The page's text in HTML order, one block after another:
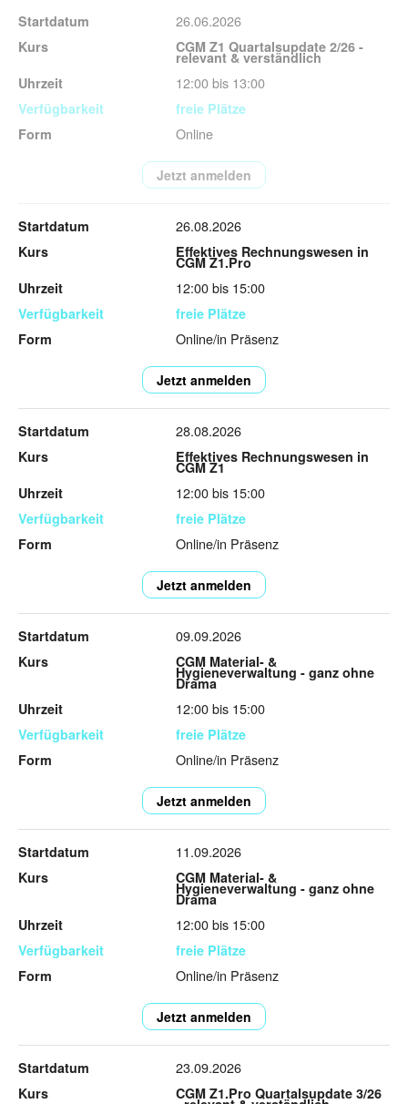
26.06.2026
CGM Z1 Quartalsupdate 2/26 -
relevant & verständlich
12:00 bis 13:00
freie Plätze
Online
Jetzt anmelden
26.08.2026
Effektives Rechnungswesen in
CGM Z1.Pro
12:00 bis 15:00
freie Plätze
Online/in Präsenz
Jetzt anmelden
28.08.2026
Effektives Rechnungswesen in
CGM Z1
12:00 bis 15:00
freie Plätze
Online/in Präsenz
Jetzt anmelden
09.09.2026
CGM Material- &
Hygieneverwaltung - ganz ohne
Drama
12:00 bis 15:00
freie Plätze
Online/in Präsenz
Jetzt anmelden
11.09.2026
CGM Material- &
Hygieneverwaltung - ganz ohne
Drama
12:00 bis 15:00
freie Plätze
Online/in Präsenz
Jetzt anmelden
23.09.2026
CGM Z1.Pro Quartalsupdate 3/26